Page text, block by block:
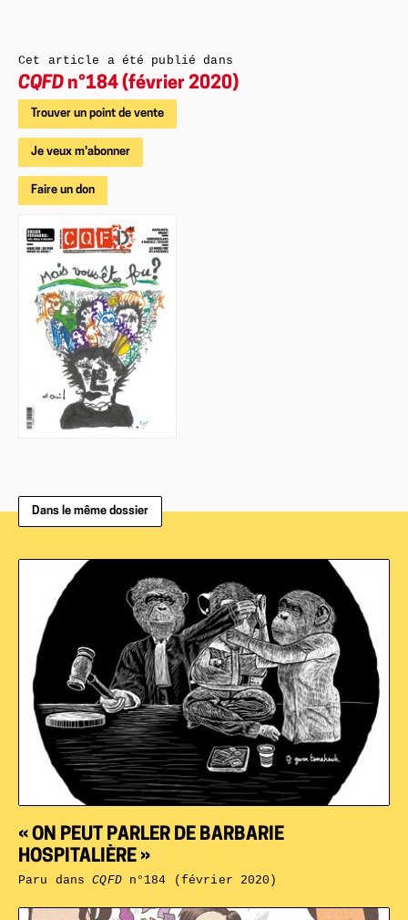
Cet article a été publié dans
CQFD n°184 (février 2020)
Trouver un point de vente
Je veux m'abonner
Faire un don
Dans le même dossier
« ON PEUT PARLER DE BARBARIE
HOSPITALIÈRE »
Paru dansCQFDn°184 (février 2020)